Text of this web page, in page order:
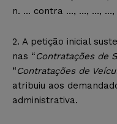
n. … contra …, …, …,
2. A petição inicial
nas “Contratações de
“Contratações de
atribuiu aos
administrativa.